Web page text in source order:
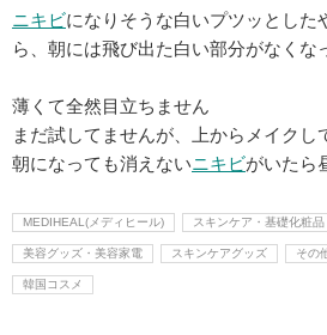
ニキビになりそうな白いプツッとした
ら、朝には飛び出た白い部分がなくな
薄くて全然目立ちません
まだ試してませんが、上からメイクし
朝になっても消えないニキビがいたら
MEDIHEAL(メディヒール) スキンケア・基礎化粧品
美容グッズ・美容家電 スキンケアグッズ その
韓国コスメ